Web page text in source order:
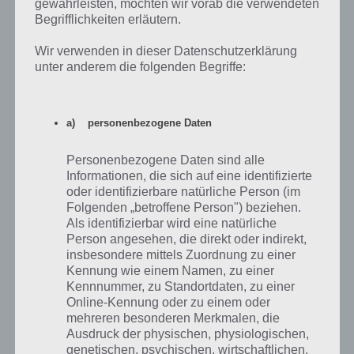
Grad nach rechts. Nun lässt sich der Totenkopf anklicken und
bewegt sich. Nun um 180 Grad drehen und den dritten Totenkopf
anklicken. Abschließend wieder normal halten und alle Totenköpfe
bewegen sich nun. Verklickt man sich einmal, muss man natürlich
Totenköpfe auch anklicken. Hier noch ein Screenshot:
100 Gates Level 24 Lösung
gewährleisten, möchten wir vorab die verwendeten
Begrifflichkeiten erläutern.
Wir verwenden in dieser Datenschutzerklärung
unter anderem die folgenden Begriffe:
a) personenbezogene Daten
Personenbezogene Daten sind alle
Informationen, die sich auf eine identifizierte
oder identifizierbare natürliche Person (im
Folgenden „betroffene Person") beziehen.
Als identifizierbar wird eine natürliche
Person angesehen, die direkt oder indirekt,
insbesondere mittels Zuordnung zu einer
Kennung wie einem Namen, zu einer
Kennnummer, zu Standortdaten, zu einer
Online-Kennung oder zu einem oder
mehreren besonderen Merkmalen, die
Ausdruck der physischen, physiologischen,
genetischen, psychischen, wirtschaftlichen,